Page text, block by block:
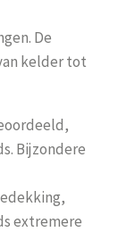
De
kelder tot
Bijzondere
extremere